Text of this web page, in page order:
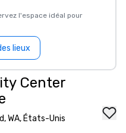
l'espace idéal pour
lieux
Center
WA, États-Unis